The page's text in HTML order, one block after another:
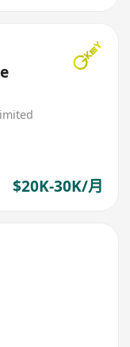
$20K-30K/月